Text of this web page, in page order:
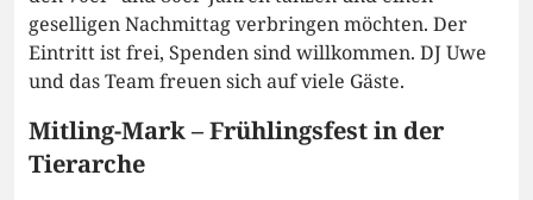
geselligen Nachmittag verbringen möchten. Der
Eintritt ist frei, Spenden sind willkommen. DJ Uwe
und das Team freuen sich auf viele Gäste.
Mitling-Mark – Frühlingsfest in der
Tierarche